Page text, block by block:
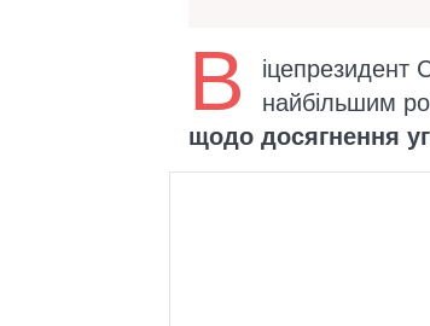
В
найбільшим
щодо досягнення